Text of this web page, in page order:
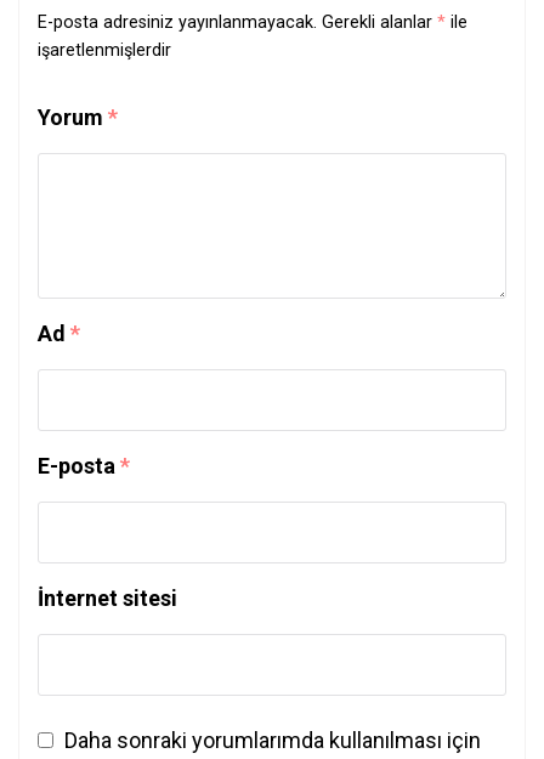
E-posta adresiniz yayınlanmayacak. Gerekli alanlar * ile
işaretlenmişlerdir
Yorum *
Ad *
E-posta *
İnternet sitesi
Daha sonraki yorumlarımda kullanılması için